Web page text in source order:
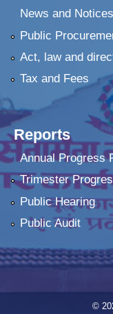
News and Notices
Public
Act, law and
Tax and Fees
Reports
Annual Progress
Trimester
Public Hearing
Public Audit
©